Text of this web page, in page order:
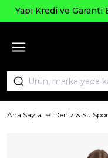
Yapı Kredi ve Garanti
Ana Sayfa Deniz & Su